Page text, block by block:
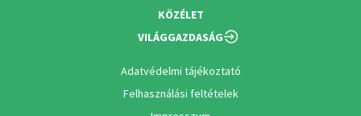
KÖZÉLET
VILÁGGAZDASÁG
Adatvédelmi tájékoztató
Felhasználási feltételek